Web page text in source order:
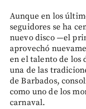
Aunque en los
seguidores se ha
nuevo disco —el
aprovechó
en el talento de los
una de las
de Barbados,
como uno de los
carnaval.